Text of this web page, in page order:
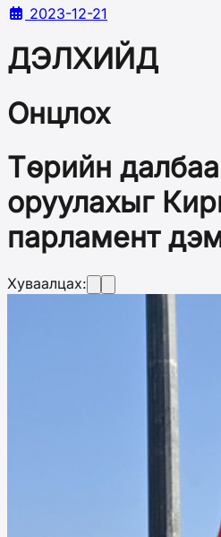
2023-12-21
ДЭЛХИЙД
Онцлох
Төрийн
оруулахыг
парламент
Хуваалцах: